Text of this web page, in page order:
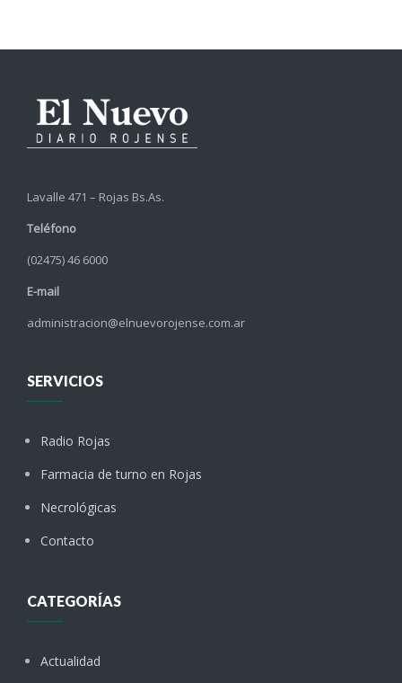
Lavalle 471 – Rojas Bs.As.
Teléfono
(02475) 46 6000
E-mail
administracion@elnuevorojense.com.ar
SERVICIOS
Radio Rojas
Farmacia de turno en Rojas
Necrológicas
Contacto
CATEGORÍAS
Actualidad